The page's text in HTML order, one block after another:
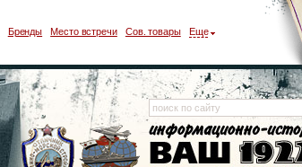
Бренды Место встречи Сов. товары Еще